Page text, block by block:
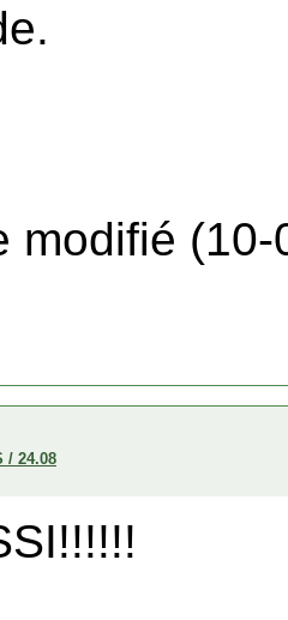
modifié
/ 24.08